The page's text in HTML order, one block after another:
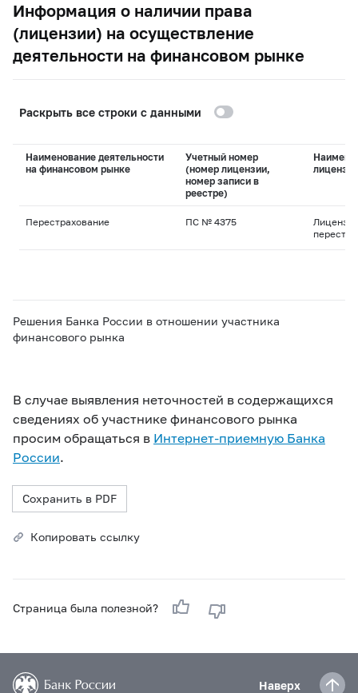
Информация о наличии права
(лицензии) на осуществление
деятельности на финансовом рынке
Раскрыть все строки с данными
Наименование деятельности
на финансовом рынке
Учетный номер
(номер лицензии,
номер записи в
реестре)
лицензии
Перестрахование ПС № 4375
Решения Банка России в отношении участника
финансового рынка
В случае выявления неточностей в содержащихся
сведениях об участнике финансового рынка
просим обращаться в Интернет-приемную Банка
России.
Сохранить в PDF
Копировать ссылку
Страница была полезной?
Наверх